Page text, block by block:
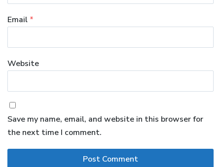
Email *
Website
Save my name, email, and website in this browser for
the next time I comment.